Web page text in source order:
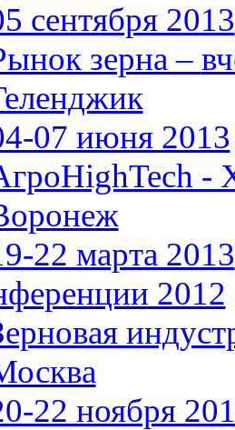
сентября 2013
зерна –
07 июня 2013
-
22 марта 2013
2012
22 ноября